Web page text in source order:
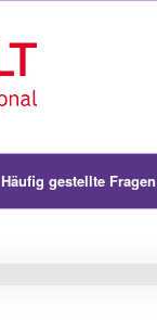
Häufig gestellte Fragen